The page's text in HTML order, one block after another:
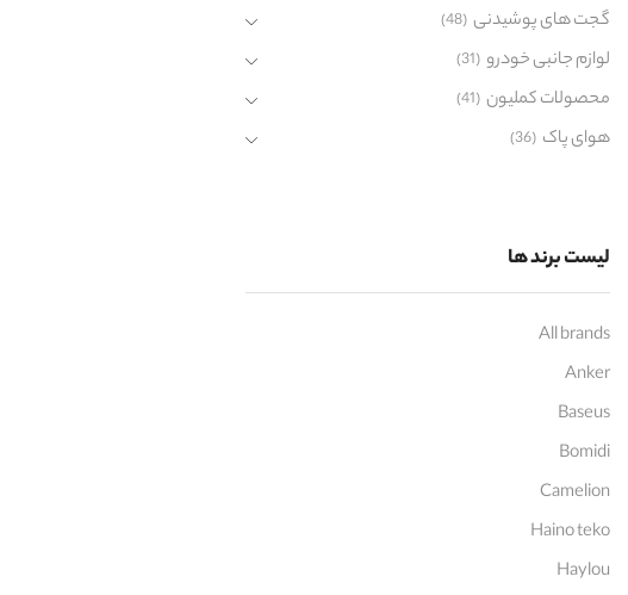
گجت های پوشیدنی (48)
لوازم جانبی خودرو (31)
محصولات کملیون (41)
هوای پاک (36)
لیست برند ها
All brands
Anker
Baseus
Bomidi
Camelion
Haino teko
Haylou